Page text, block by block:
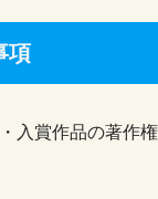
項
入賞作品の著作